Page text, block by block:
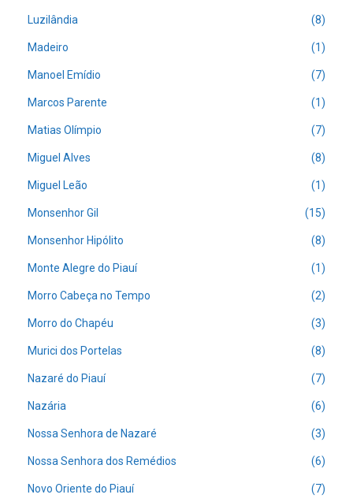
Luzilândia (8)
Madeiro (1)
Manoel Emídio (7)
Marcos Parente (1)
Matias Olímpio (7)
Miguel Alves (8)
Miguel Leão (1)
Monsenhor Gil (15)
Monsenhor Hipólito (8)
Monte Alegre do Piauí (1)
Morro Cabeça no Tempo (2)
Morro do Chapéu (3)
Murici dos Portelas (8)
Nazaré do Piauí (7)
Nazária (6)
Nossa Senhora de Nazaré (3)
Nossa Senhora dos Remédios (6)
Novo Oriente do Piauí (7)